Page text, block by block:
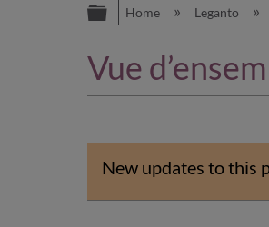
Expand/
Home Leganto
Vue
New updates to this